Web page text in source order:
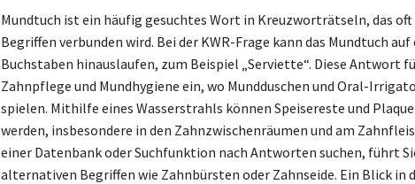
Mundtuch ist ein häufig gesuchtes Wort in Kreuzworträtseln, das
Begriffen verbunden wird. Bei der KWR-Frage kann das Mundtuch
Buchstaben hinauslaufen, zum Beispiel „Serviette“. Diese Antwort
Zahnpflege und Mundhygiene ein, wo Mundduschen und Oral-
spielen. Mithilfe eines Wasserstrahls können Speisereste und
werden, insbesondere in den Zahnzwischenräumen und am
einer Datenbank oder Suchfunktion nach Antworten suchen, führt
alternativen Begriffen wie Zahnbürsten oder Zahnseide. Ein Blick in